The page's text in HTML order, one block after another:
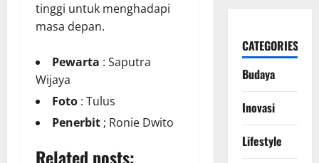
tinggi untuk menghadapi
masa depan.
Pewarta : Saputra
Wijaya
Foto : Tulus
Penerbit ; Ronie Dwito
Related posts:
CATEGORIES
Budaya
Inovasi
Lifestyle